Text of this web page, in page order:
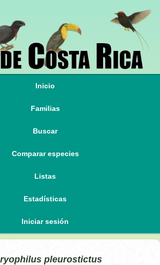
Inicio
Familias
Buscar
Comparar especies
Listas
Estadísticas
Iniciar sesión
pleurostictus